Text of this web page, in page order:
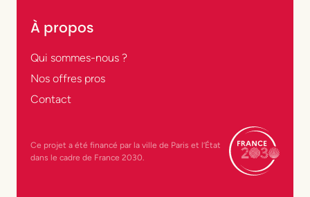
À propos
Qui sommes-nous ?
Nos offres pros
Contact
Ce projet a été financé par la ville de Paris et l’État
dans le cadre de France 2030.